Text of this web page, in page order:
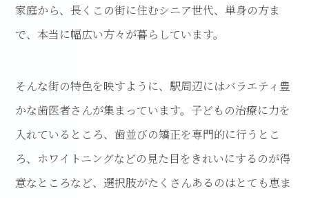
家庭から、長くこの街に住むシニア世代、単身の方ま
で、本当に幅広い方々が暮らしています。
そんな街の特色を映すように、駅周辺にはバラエティ豊
かな歯医者さんが集まっています。子どもの治療に力を
入れているところ、歯並びの矯正を専門的に行うとこ
ろ、ホワイトニングなどの見た目をきれいにするのが得
意なところなど、選択肢がたくさんあるのはとても恵ま